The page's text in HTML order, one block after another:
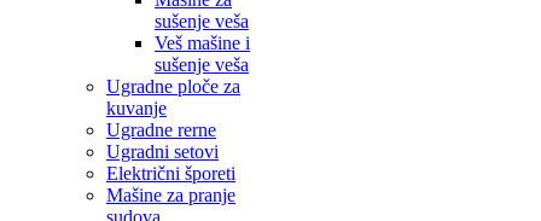
sušenje veša
Veš mašine i
sušenje veša
Ugradne ploče za
kuvanje
Ugradne rerne
Ugradni setovi
Električni šporeti
Mašine za pranje
sudova